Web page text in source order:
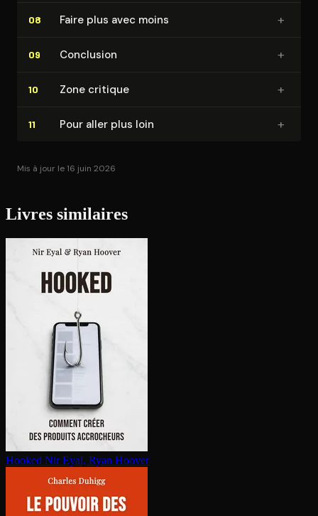
08 Faire plus avec moins +
09 Conclusion +
10 Zone critique +
11 Pour aller plus loin +
Mis à jour le 16 juin 2026
Livres similaires
Hooked Nir Eyal, Ryan Hoover